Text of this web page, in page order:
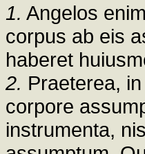
1. Angelos
corpus ab eis
haberet
2. Praeterea,
corpore
instrumenta,